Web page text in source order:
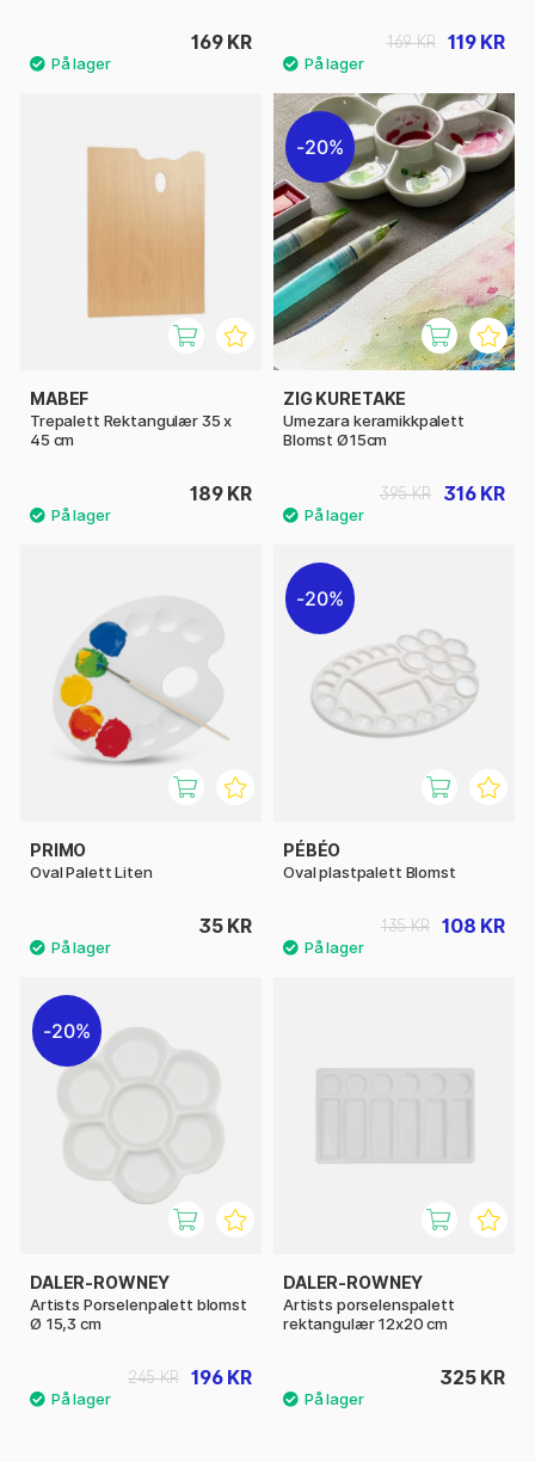
169 KR 119 KR
169 KR
MABEF
Trepalett Rektangulær 35 x
45 cm
189 KR
20%
ZIG KURETAKE
Umezara keramikkpalett
Blomst Ø15cm
316 KR
395 KR
PRIMO
Oval Palett Liten
35 KR
20%
PÉBÉO
Oval plastpalett Blomst
108 KR
135 KR
20%
DALER-ROWNEY
Artists Porselenpalett blomst
Ø 15,3 cm
196 KR
245 KR
DALER-ROWNEY
Artists porselenspalett
rektangulær 12x20 cm
325 KR